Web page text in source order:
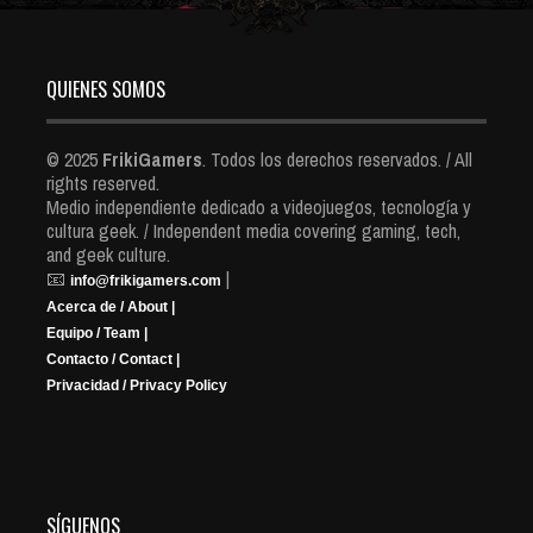
QUIENES SOMOS
© 2025 FrikiGamers. Todos los derechos reservados. / All
rights reserved.
Medio independiente dedicado a videojuegos, tecnología y
cultura geek. / Independent media covering gaming, tech,
and geek culture.
📧 info@frikigamers.com |
Acerca de / About |
Equipo / Team |
Contacto / Contact |
Privacidad / Privacy Policy
SÍGUENOS